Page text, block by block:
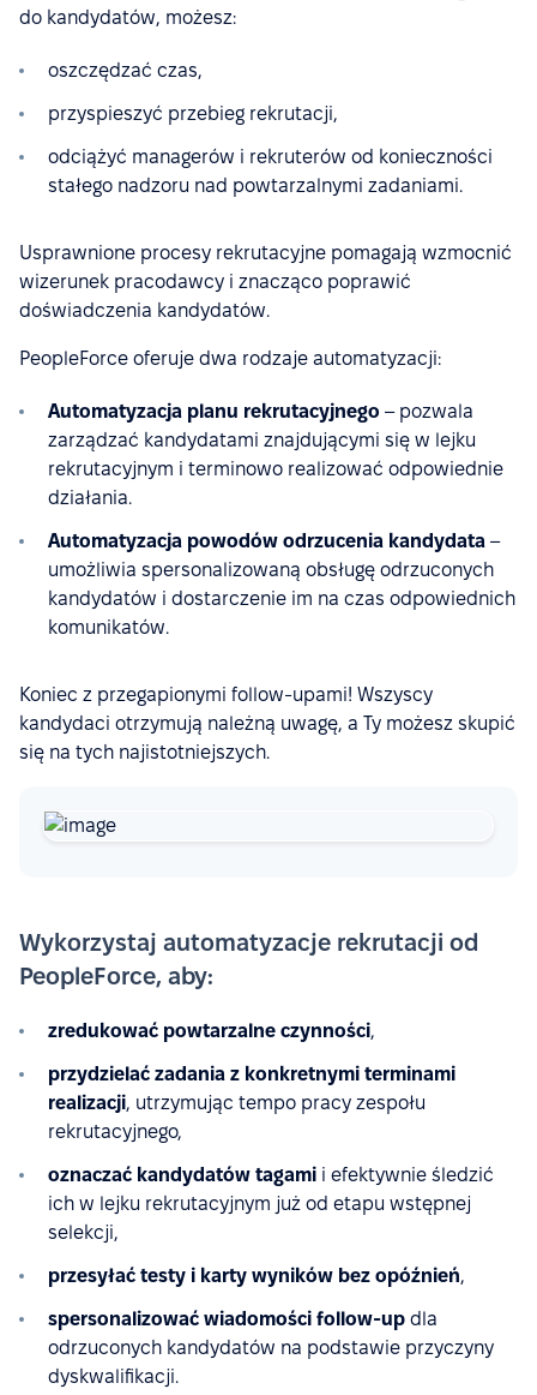
do kandydatów, możesz:
oszczędzać czas,
przyspieszyć przebieg rekrutacji,
odciążyć managerów i rekruterów od konieczności
stałego nadzoru nad powtarzalnymi zadaniami.
Usprawnione procesy rekrutacyjne pomagają wzmocnić
wizerunek pracodawcy i znacząco poprawić
doświadczenia kandydatów.
PeopleForce oferuje dwa rodzaje automatyzacji:
Automatyzacja planu rekrutacyjnego – pozwala
zarządzać kandydatami znajdującymi się w lejku
rekrutacyjnym i terminowo realizować odpowiednie
działania.
Automatyzacja powodów odrzucenia kandydata –
umożliwia spersonalizowaną obsługę odrzuconych
kandydatów i dostarczenie im na czas odpowiednich
komunikatów.
Koniec z przegapionymi follow-upami! Wszyscy
kandydaci otrzymują należną uwagę, a Ty możesz skupić
się na tych najistotniejszych.
Wykorzystaj automatyzacje rekrutacji od
PeopleForce, aby:
zredukować powtarzalne czynności,
przydzielać zadania z konkretnymi terminami
realizacji, utrzymując tempo pracy zespołu
rekrutacyjnego,
oznaczać kandydatów tagami i efektywnie śledzić
ich w lejku rekrutacyjnym już od etapu wstępnej
selekcji,
przesyłać testy i karty wyników bez opóźnień,
spersonalizować wiadomości follow-up dla
odrzuconych kandydatów na podstawie przyczyny
dyskwalifikacji.